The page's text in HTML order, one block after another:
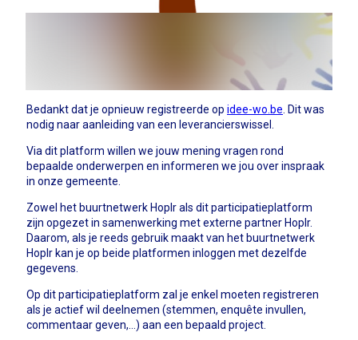
Bedankt dat je opnieuw registreerde op idee-wo.be . Dit was
nodig naar aanleiding van een leverancierswissel.
Via dit platform willen we jouw mening vragen rond
bepaalde onderwerpen en informeren we jou over inspraak
in onze gemeente.
Zowel het buurtnetwerk Hoplr als dit participatieplatform
zijn opgezet in samenwerking met externe partner Hoplr.
Daarom, als je reeds gebruik maakt van het buurtnetwerk
Hoplr kan je op beide platformen inloggen met dezelfde
gegevens.
Op dit participatieplatform zal je enkel moeten registreren
als je actief wil deelnemen (stemmen, enquête invullen,
commentaar geven,...) aan een bepaald project.